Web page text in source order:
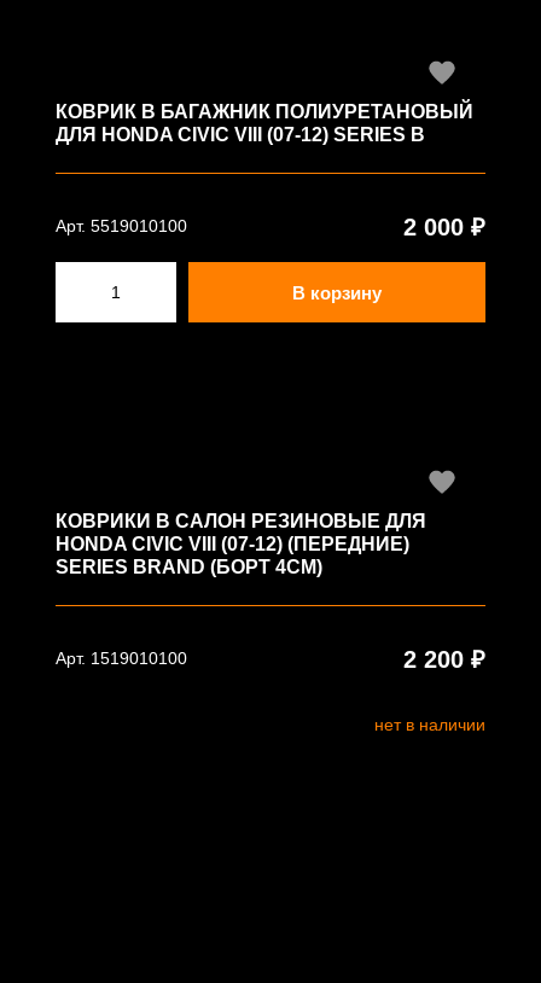
КОВРИК В БАГАЖНИК ПОЛИУРЕТАНОВЫЙ
ДЛЯ HONDA CIVIC VIII (07-12) SERIES B
Арт. 5519010100 2 000 ₽
В корзину
КОВРИКИ В САЛОН РЕЗИНОВЫЕ ДЛЯ
HONDA CIVIC VIII (07-12) (ПЕРЕДНИЕ)
SERIES BRAND (БОРТ 4СМ)
Арт. 1519010100 2 200 ₽
нет в наличии